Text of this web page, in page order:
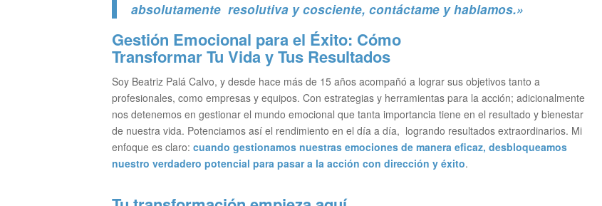
absolutamente resolutiva y cosciente, contáctame y hablamos.»
Gestión Emocional para el Éxito: Cómo
Transformar Tu Vida y Tus Resultados
Soy Beatriz Palá Calvo, y desde hace más de 15 años acompañó a lograr sus objetivos tanto a
profesionales, como empresas y equipos. Con estrategias y herramientas para la acción; adicionalmente
nos detenemos en gestionar el mundo emocional que tanta importancia tiene en el resultado y bienestar
de nuestra vida. Potenciamos así el rendimiento en el día a día, logrando resultados extraordinarios. Mi
enfoque es claro: cuando gestionamos nuestras emociones de manera eficaz, desbloqueamos
nuestro verdadero potencial para pasar a la acción con dirección y éxito.